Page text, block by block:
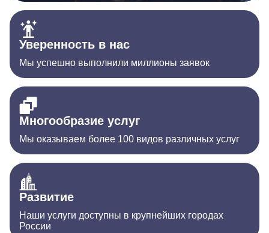
Уверенность в нас
Мы успешно выполнили миллионы заявок
Многообразие услуг
Мы оказываем более 100 видов различных услуг
Развитие
Наши услуги доступны в крупнейших городах
России